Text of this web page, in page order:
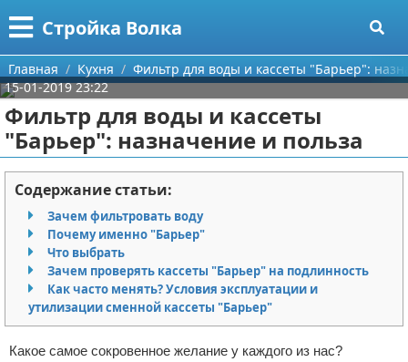
Стройка Волка
Меню
Главная
Категории
Строительство
Мебель
Интерьер и дизайн
Дизайн дачи
Дизайн квартиры
Кухня
Посуда
Ремонт
Ремонт дачи
Инструменты
Поиск
О проекте
Контакты
Сотрудничество
Размещение рекламы
Для правообладателей
Главная Кухня
Фильтр для воды и кассеты "Барьер":
15-01-2019 23:22
Фильтр для воды и кассеты
"Барьер": назначение и польза
Содержание статьи:
Зачем фильтровать воду
Почему именно "Барьер"
Что выбрать
Зачем проверять кассеты "Барьер" на подлинность
Как часто менять? Условия эксплуатации и
утилизации сменной кассеты "Барьер"
Какое самое сокровенное желание у каждого из нас?